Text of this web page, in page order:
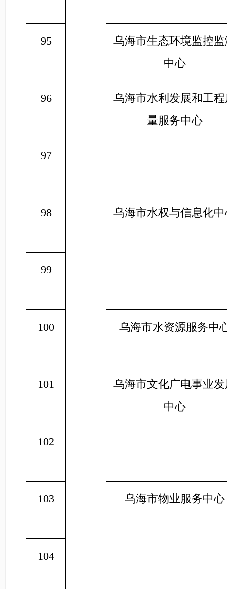
95
乌海市生态环境监控
中心
96
乌海市水利发展和工
量服务中心
97
98 乌海市水权与信息化
99
100 乌海市水资源服务中
101
乌海市文化广电事业
中心
102
103 乌海市物业服务中心
104